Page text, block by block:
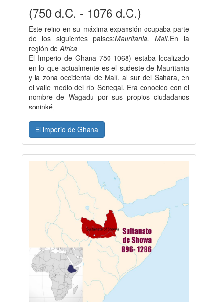
(750 d.C. - 1076 d.C.)
Este reino en su máxima expansión ocupaba parte
de los siguientes paises:Mauritania, Malí.En la
región deAfrica
El Imperio de Ghana 750-1068) estaba localizado
en lo que actualmente es el sudeste de Mauritania
y la zona occidental de Malí, al sur del Sahara, en
el valle medio del río Senegal. Era conocido con el
nombre de Wagadu por sus propios ciudadanos
soninké,
El imperio de Ghana